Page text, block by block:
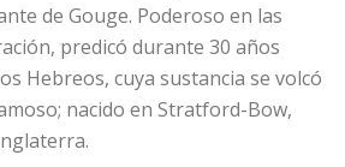
de Gouge. Poderoso en las
predicó durante 30 años
Hebreos, cuya sustancia se volcó
nacido en Stratford-Bow,